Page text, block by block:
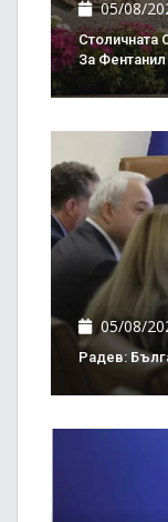
05/08/
Столичната
За
05/08/
Радев: